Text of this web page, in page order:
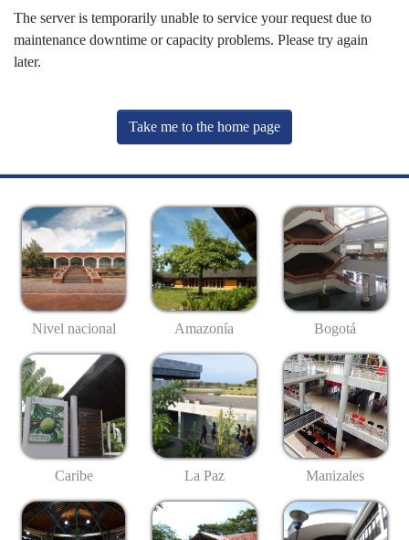
The server is temporarily unable to service your request due to
maintenance downtime or capacity problems. Please try again
later.
Take me to the home page
Nivel nacional Amazonía Bogotá
Caribe La Paz Manizales